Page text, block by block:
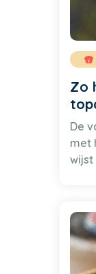
Zo
De
met
wijst